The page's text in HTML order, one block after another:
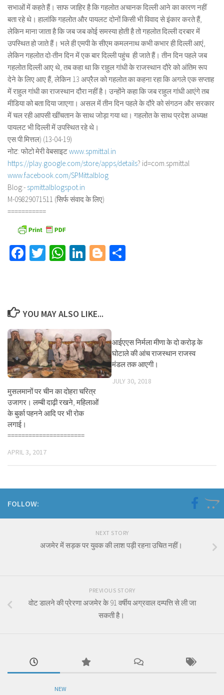
सभाओं में कहते हैं। साफ जाहिर है कि गहलोत अचानक दिल्ली आने का कारण नहीं
बता रहे थे। हालांकि गहलोत और पायलट दोनों किसी भी विवाद से इंकार करते हैं,
लेकिन माना जाता है कि जब जब कोई समस्या होती है तो गहलोत दिल्ली दरबार में
उपस्थित हो जाते हैं। भले ही एमपी के सीएम कमलनाथ कभी कभार ही दिल्ली आएं,
लेकिन गहलोत दो-तीन दिन में एक बार दिल्ली पहुंच ही जाते हैं। तीन दिन पहले जब
गहलोत दिल्ली आए थे, तब कहा था कि राहुल गांधी के राजस्थान दौरे को अंतिम रूप
देने के लिए आए हैं, लेकिन 13 अप्रैल को गहलोत का कहना रहा कि अगले एक सप्ताह
में राहुल गांधी का राजस्थान दौरा नहीं है। उन्होंने कहा कि जब राहुल गांधी आएंगे तब
मीडिया को बता दिया जाएगा। असल में तीन दिन पहले के दौरे को संगठन और सरकार
में चल रही आपसी खींचतान के साथ जोड़ा गया था। गहलोत के साथ प्रदेश अध्यक्ष
पायलट भी दिल्ली में उपस्थित रहे थे।
एस.पी.मित्तल) (13-04-19)
नोट: फोटो मेरी वेबसाइटwww.spmittal.in
https://play.google.com/store/apps/details? id=com.spmittal
www.facebook.com/SPMittalblog
Blog:- spmittalblogspot.in
M-09829071511 (सिर्फ संवाद के लिए)
===========
Facebook
TwitterWhatsApp
LinkedIn
Blogger
YOU MAY ALSO LIKE...
मुसलमानों पर चीन का दोहरा चरित्र
उजागर। लम्बी दाढ़ी रखने, महिलाओं
के बुर्का पहनने आदि पर भी रोक
लगाई।
======================
APRIL 3, 2017
आईएएस निर्मला मीणा के दो करोड़ के
घोटाले की आंच राजस्थान राजस्व
मंडल तक आएगी।
JULY 30, 2018
FOLLOW:
NEXT STORY
अजमेर में सड़क पर युवक की लाश पड़ी रहना उचित नहीं।
PREVIOUS STORY
वोट डालने की प्रेरणा अजमेर के 91 वर्षीय अग्रवाल दम्पत्ति से ली जा
सकती है।
NEW